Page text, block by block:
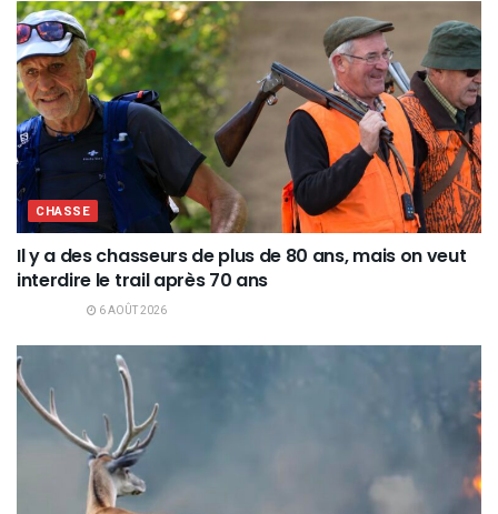
CHASSE
Il y a des chasseurs de plus de 80 ans, mais on veut
interdire le trail après 70 ans
6 AOÛT 2026